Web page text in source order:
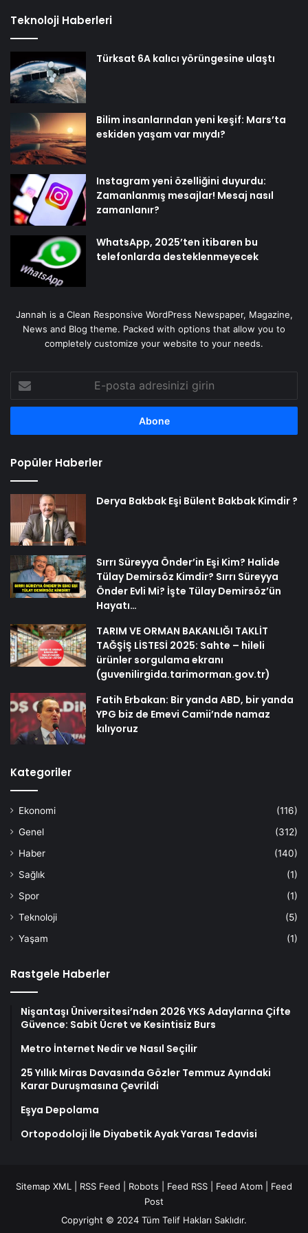
Teknoloji Haberleri
Türksat 6A kalıcı yörüngesine ulaştı
Bilim insanlarından yeni keşif: Mars’ta
eskiden yaşam var mıydı?
Instagram yeni özelliğini duyurdu:
Zamanlanmış mesajlar! Mesaj nasıl
zamanlanır?
WhatsApp, 2025’ten itibaren bu
telefonlarda desteklenmeyecek
Jannah is a Clean Responsive WordPress Newspaper, Magazine,
News and Blog theme. Packed with options that allow you to
completely customize your website to your needs.
posta
adresinizi
Popüler Haberler
Derya Bakbak Eşi Bülent Bakbak Kimdir ?
Sırrı Süreyya Önder’in Eşi Kim? Halide
Tülay Demirsöz Kimdir? Sırrı Süreyya
Önder Evli Mi? İşte Tülay Demirsöz’ün
Hayatı…
TARIM VE ORMAN BAKANLIĞI TAKLİT
TAĞŞİŞ LİSTESİ 2025: Sahte – hileli
ürünler sorgulama ekranı
(guvenilirgida.tarimorman.gov.tr)
Fatih Erbakan: Bir yanda ABD, bir yanda
YPG biz de Emevi Camii’nde namaz
kılıyoruz
Kategoriler
Ekonomi
(116)
Genel
(312)
Haber
(140)
Sağlık
(1)
Spor
(1)
Teknoloji
(5)
Yaşam
(1)
Rastgele Haberler
Nişantaşı Üniversitesi’nden 2026 YKS Adaylarına Çifte
Güvence: Sabit Ücret ve Kesintisiz Burs
Metro İnternet Nedir ve Nasıl Seçilir
25 Yıllık Miras Davasında Gözler Temmuz Ayındaki
Karar Duruşmasına Çevrildi
Eşya Depolama
Ortopodoloji İle Diyabetik Ayak Yarası Tedavisi
Sitemap XML RSS Feed Robots Feed RSS Feed Atom
Feed
Post
Copyright © 2024 Tüm Telif Hakları Saklıdır.